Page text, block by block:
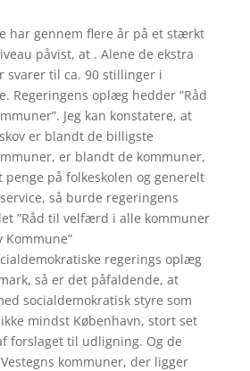
har gennem flere år på et stærkt
påvist, at . Alene de ekstra
svarer til ca. 90 stillinger i
Regeringens oplæg hedder ”Råd
Jeg kan konstatere, at
er blandt de billigste
er blandt de kommuner,
på folkeskolen og generelt
så burde regeringens
”Råd til velfærd i alle kommuner
Kommune”
regerings oplæg
så er det påfaldende, at
socialdemokratisk styre som
mindst København, stort set
forslaget til udligning. Og de
kommuner, der ligger